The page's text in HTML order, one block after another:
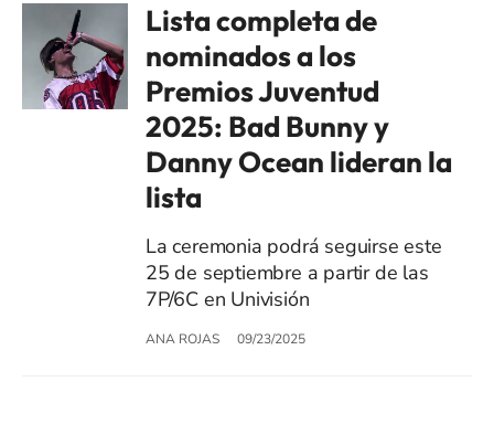
Lista completa de
nominados a los
Premios Juventud
2025: Bad Bunny y
Danny Ocean lideran la
lista
La ceremonia podrá seguirse este
25 de septiembre a partir de las
7P/6C en Univisión
ANA ROJAS 09/23/2025